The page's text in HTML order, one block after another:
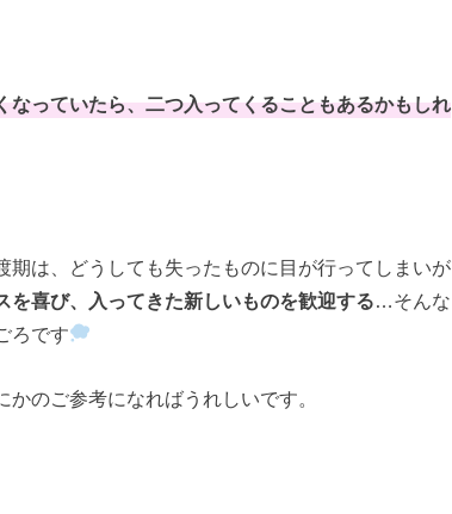
っていたら、二つ入ってくることもあるかもしれ
は、どうしても失ったものに目が行ってしまいが
を喜び、入ってきた新しいものを歓迎する…そんな
ろです
のご参考になればうれしいです。